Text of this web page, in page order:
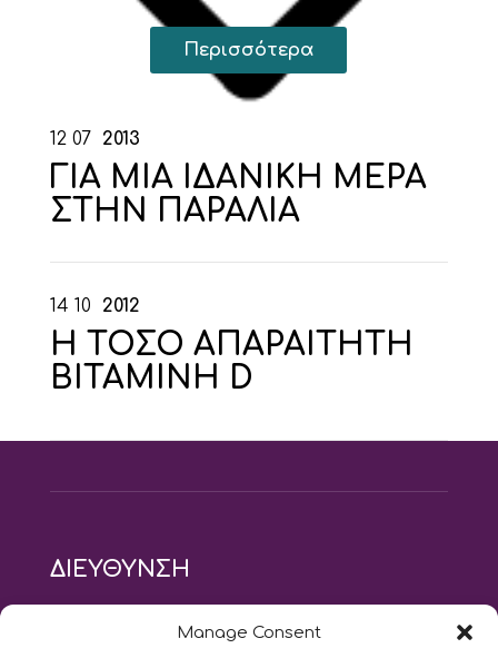
Manage Consent
Περισσότερα
12 07 2013
ΓΙΑ ΜΙΑ ΙΔΑΝΙΚΗ ΜΕΡΑ
ΣΤΗΝ ΠΑΡΑΛΙΑ
14 10 2012
Η ΤΟΣΟ ΑΠΑΡΑΙΤΗΤΗ
ΒΙΤΑΜΙΝΗ D
ΔΙΕΥΘΥΝΣΗ
modus vivendi pilates studio
Αγίου Ιωάννου 21, Αγία Παρασκευή